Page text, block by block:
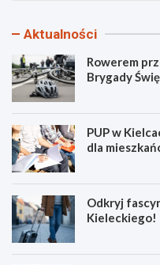
Aktualności
Rowerem
Brygady
PUP w
dla
Odkryj
Kieleckiego!